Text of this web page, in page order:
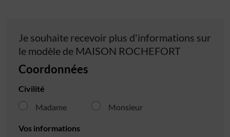
Je souhaite recevoir plus d'informations sur
le modèle de MAISON ROCHEFORT
Coordonnées
Civilité
Madame
Monsieur
Vos informations